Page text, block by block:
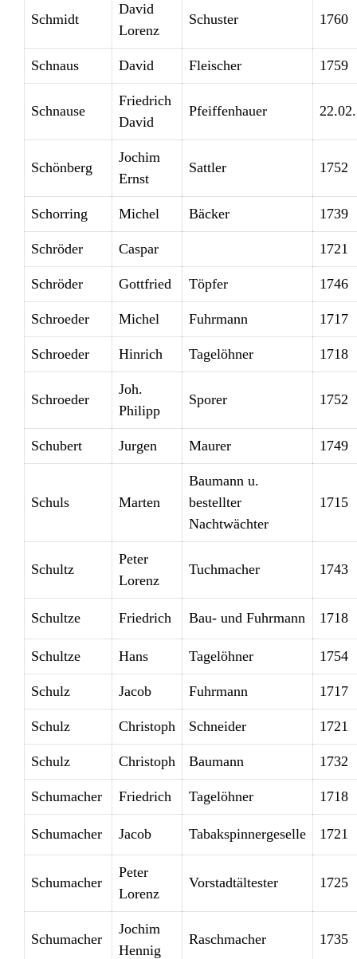
Schmidt
David
Lorenz
Schuster 1760
Schnaus David Fleischer 1759
Schnause
Friedrich
David
Pfeiffenhauer
Schönberg
Jochim
Ernst
Sattler 1752
Schorring Michel Bäcker 1739
Schröder Caspar 1721
Schröder Gottfried Töpfer 1746
Schroeder Michel Fuhrmann 1717
Schroeder Hinrich Tagelöhner 1718
Schroeder
Joh.
Philipp
Sporer 1752
Schubert Jurgen Maurer 1749
Schuls Marten
Baumann u.
bestellter
Nachtwächter
1715
Schultz
Peter
Lorenz
Tuchmacher 1743
Schultze Friedrich Bau- und Fuhrmann 1718
Schultze Hans Tagelöhner 1754
Schulz Jacob Fuhrmann 1717
Schulz Christoph Schneider 1721
Schulz Christoph Baumann 1732
Schumacher Friedrich Tagelöhner 1718
Schumacher Jacob Tabakspinnergeselle 1721
Schumacher
Peter
Lorenz
Vorstadtältester 1725
Schumacher
Jochim
Hennig
Raschmacher 1735